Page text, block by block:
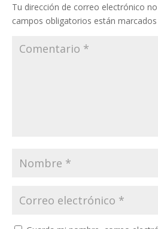
Tu dirección de correo electrónico
campos obligatorios están